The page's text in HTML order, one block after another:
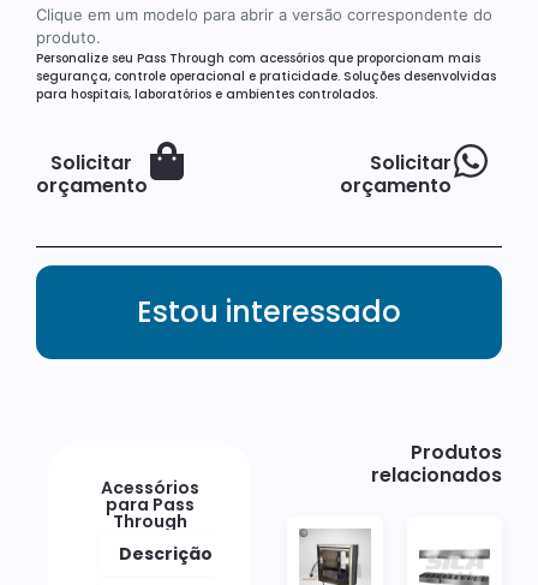
Clique em um modelo para abrir a versão correspondente do
produto.
Personalize seu Pass Through com acessórios que proporcionam mais
segurança, controle operacional e praticidade. Soluções desenvolvidas
para hospitais, laboratórios e ambientes controlados.
Solicitar
orçamento
Solicitar
orçamento
Estou interessado
Acessórios
para Pass
Through
Descrição
Produtos
relacionados